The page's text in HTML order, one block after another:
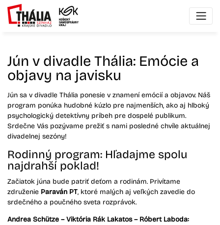
Jún v divadle Thália: Emócie a
objavy na javisku
Jún sa v divadle Thália ponesie v znamení emócií a objavov. Náš
program ponúka hudobné kúzlo pre najmenších, ako aj hlboký
psychologický detektívny príbeh pre dospelé publikum.
Srdečne Vás pozývame prežiť s nami posledné chvíle aktuálnej
divadelnej sezóny!
Rodinný program: Hľadajme spolu
najdrahší poklad!
Začiatok júna bude patriť deťom a rodinám. Privítame
združenie Paraván PT, ktoré malých aj veľkých zavedie do
srdečného a poučného sveta rozprávok.
Andrea Schütze – Viktória Rák Lakatos – Róbert Laboda: